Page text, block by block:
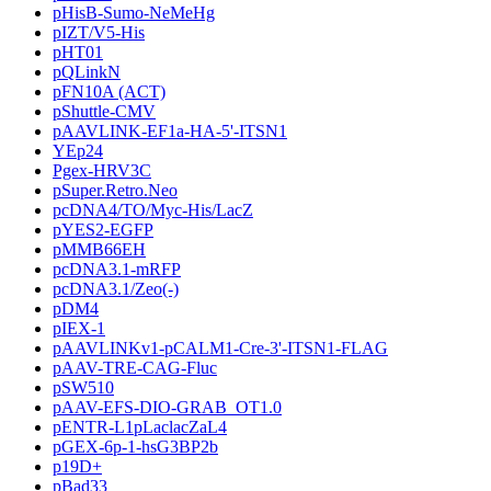
pHisB-Sumo-NeMeHg
pIZT/V5-His
pHT01
pQLinkN
pFN10A (ACT)
pShuttle-CMV
pAAVLINK-EF1a-HA-5'-ITSN1
YEp24
Pgex-HRV3C
pSuper.Retro.Neo
pcDNA4/TO/Myc-His/LacZ
pYES2-EGFP
pMMB66EH
pcDNA3.1-mRFP
pcDNA3.1/Zeo(-)
pDM4
pIEX-1
pAAVLINKv1-pCALM1-Cre-3'-ITSN1-FLAG
pAAV-TRE-CAG-Fluc
pSW510
pAAV-EFS-DIO-GRAB_OT1.0
pENTR-L1pLaclacZaL4
pGEX-6p-1-hsG3BP2b
p19D+
pBad33